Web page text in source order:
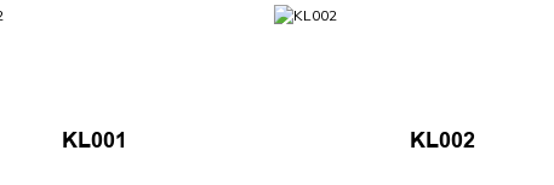
KL001 KL002